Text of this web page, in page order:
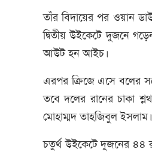
তাঁর বিদায়ের পর ওয়ান
দ্বিতীয় উইকেটে দুজনে
আউট হন আইচ।
এরপর ক্রিজে এসে বলের
তবে দলের রানের চাকা
মোহাম্মদ তাহজিবুল ইসলাম।
চতুর্থ উইকেটে দুজনের ৪৪